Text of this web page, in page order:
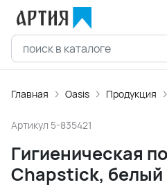
Главная Oasis Продукция
Артикул 5-835421
Гигиеническая
Chapstick, белый